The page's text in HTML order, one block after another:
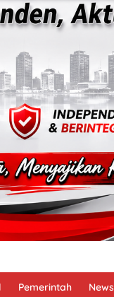
Pemerintah News